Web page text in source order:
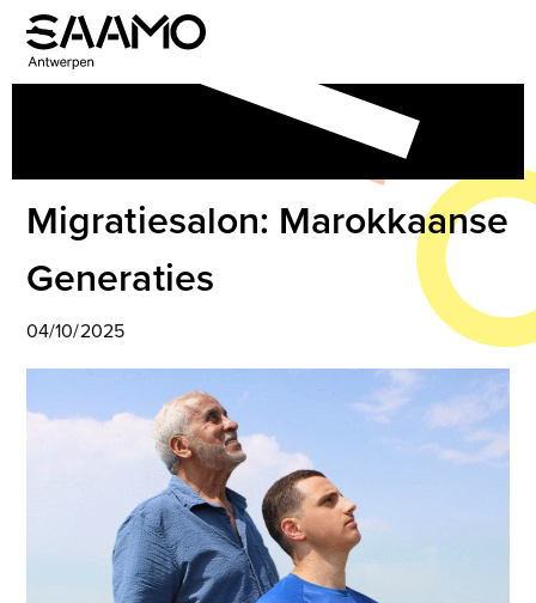
Skip
content
Open
mobile
Close
mobile
Migratiesalon: Marokkaanse
Generaties
04/10/2025